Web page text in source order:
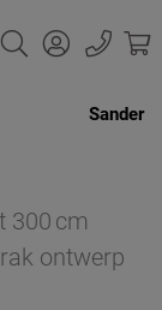
Sander
300 cm
ontwerp